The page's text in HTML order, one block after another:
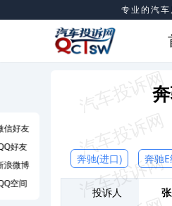
专业的汽
奔驰(进口) 奔驰
投诉人 张
信好友
好友
浪微博
空间